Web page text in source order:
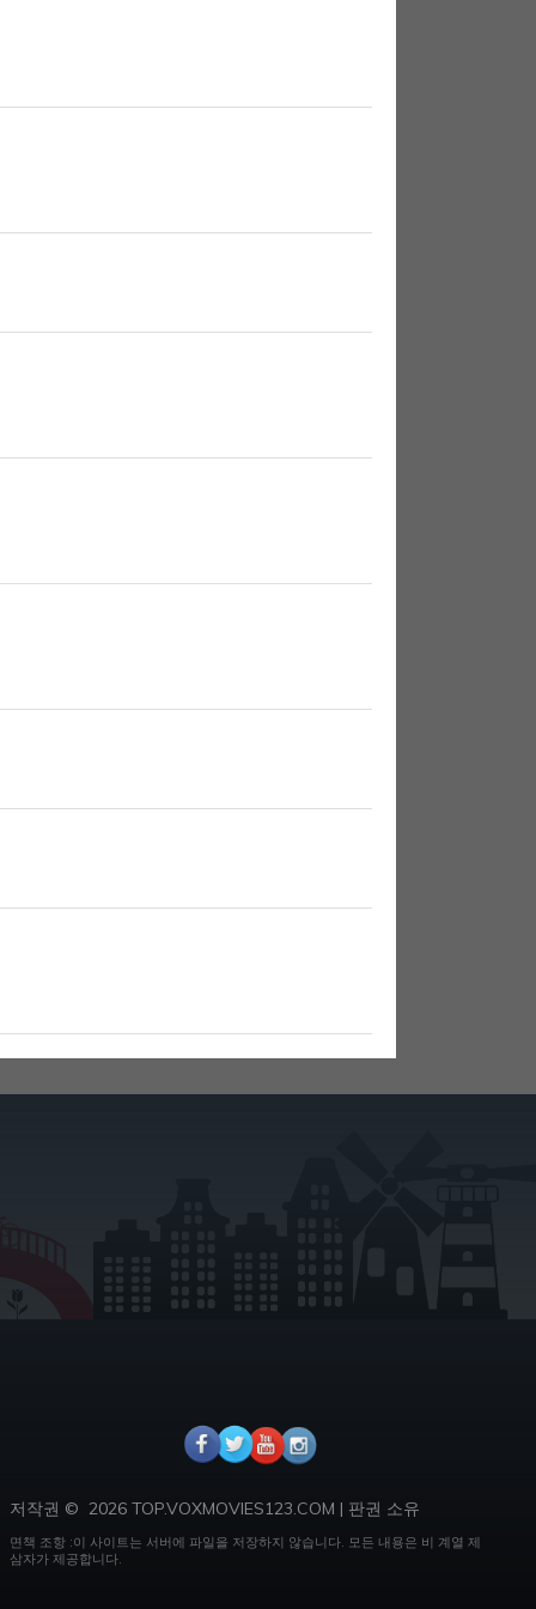
저작권 © 2026 TOP.VOXMOVIES123.COM | 판권 소유
면책 조항 :이 사이트는 서버에 파일을 저장하지 않습니다. 모든 내용은 비 계열 제
삼자가 제공합니다.